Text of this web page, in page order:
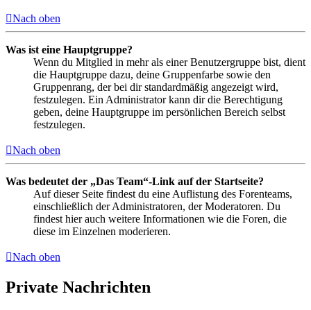
Nach oben
Was ist eine Hauptgruppe?
Wenn du Mitglied in mehr als einer Benutzergruppe bist, dient
die Hauptgruppe dazu, deine Gruppenfarbe sowie den
Gruppenrang, der bei dir standardmäßig angezeigt wird,
festzulegen. Ein Administrator kann dir die Berechtigung
geben, deine Hauptgruppe im persönlichen Bereich selbst
festzulegen.
Nach oben
Was bedeutet der „Das Team“-Link auf der Startseite?
Auf dieser Seite findest du eine Auflistung des Forenteams,
einschließlich der Administratoren, der Moderatoren. Du
findest hier auch weitere Informationen wie die Foren, die
diese im Einzelnen moderieren.
Nach oben
Private Nachrichten